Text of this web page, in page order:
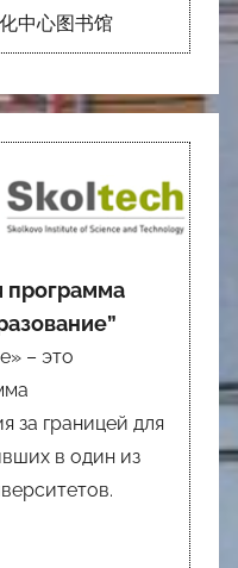
中心图书馆
программа
– это
за границей для
в один из